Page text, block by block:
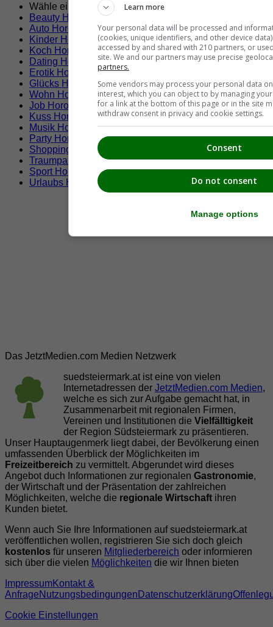
Wähle ein Themen Horoskop
Beauty Horoskop
Auto Horoskop
Kinder Horoskop
Koch Horoskop
Dating Horoskop
Erotik Horoskop
Glücks Horoskop
Wohn Horoskop
Job Horoskop
Kuss Horoskop
Musik Horoskop
Party Horoskop
Shopping Horoskop
Traumpartner Horoskop
Sport Horoskop
Urlaubs Horoskop
Das JetztMedien.com Medien Netzwerk
suedsteiermark.at ist eine von vielen
Internetadressen der JetztMedien.com Medien,
welche es sich zur Aufgabe gemacht hat, in
Zusammenarbeit mit regionalen Firmen,
Vereinen und Institutionen die Vielfälltigkeit
der Region Südsteiermark zu präsentieren.
Unser Hauptaugenmerk liegt dabei, der Bevölkerung einen
umfassenden Überblick der Möglichkeiten im
Freizeitbereich zu vermittelt. Abgerundet wird dieses
Angebot duch Informationen zur regionalen Gastronomie,
der Wirtschaft und der Präsentation der zahlreichen
Möglichkeiten, welche die regionale Wirtschaft ihren
Kunden bietet.
Wenn auch Sie Ihre Informationen auf suedsteiermark.at
veröffentlichen wollen, registrieren Sie sich doch gleich
kostenlos für unseren Mitgliederbereich oder informieren
sich über die vielen Möglichkeiten die wir Ihnen bieten
ImpressumKontakt &
AnfrageNutzungsbedingungen Datenschutzerklärung
Cookie Einstellungen
Learn more
Your personal data will be processed and
(cookies, unique identifiers, and other device
accessed by and shared with 210 partners, or
site. We and our partners may use precise
partners.
Some vendors may process your personal data
interest, which you can object to by managing
for a link at the bottom of this page or in the site
withdraw consent in privacy and cookie settings.
Consent
Do not consent
Manage options